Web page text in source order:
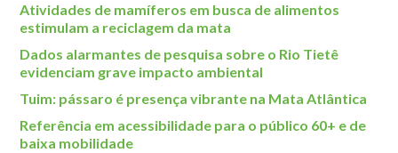
Atividades de mamíferos em busca de alimentos
estimulam a reciclagem da mata
Dados alarmantes de pesquisa sobre o Rio Tietê
evidenciam grave impacto ambiental
Tuim: pássaro é presença vibrante na Mata Atlântica
Referência em acessibilidade para o público 60+ e de
baixa mobilidade